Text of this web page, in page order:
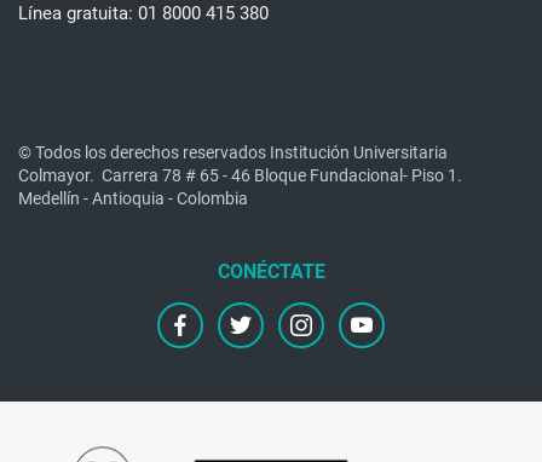
Línea gratuita: 01 8000 415 380
© Todos los derechos reservados Institución Universitaria
Colmayor. Carrera 78 # 65 - 46 Bloque Fundacional- Piso 1.
Medellín - Antioquia - Colombia